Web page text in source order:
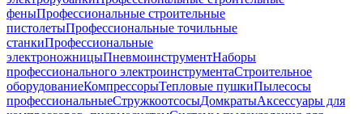
феныПрофессиональные строительные
пистолетыПрофессиональные точильные
станкиПрофессиональные
электроножницыПневмоинструментНаборы
профессионального электроинструментаСтроительное
оборудованиеКомпрессорыТепловые пушкиПылесосы
профессиональныеСтружкоотсосыДомкратыАксессуары для